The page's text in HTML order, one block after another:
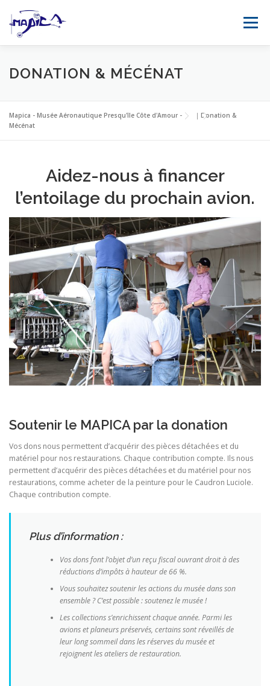
Menu
ACCUEIL MUSÉE ÉVÈNEMENTS
COLLECTION SIMULATEUR DE VOL MÉDIAS
DONATION & MÉCÉNAT
Mapica - Musée Aéronautique Presqu'île Côte d'Amour - | Donation &
Mécénat
Aidez-nous à financer
l’entoilage du prochain avion.
Soutenir le MAPICA par la donation
Vos dons nous permettent d’acquérir des pièces détachées et du
matériel pour nos restaurations. Chaque contribution compte. Ils nous
permettent d’acquérir des pièces détachées et du matériel pour nos
restaurations, comme acheter de la peinture pour le Caudron Luciole.
Chaque contribution compte.
Plus d’information :
Vos dons font l’objet d’un reçu fiscal ouvrant droit à des
réductions d’impôts à hauteur de 66 %.
Vous souhaitez soutenir les actions du musée dans son
ensemble ? C’est possible : soutenez le musée !
Les collections s’enrichissent chaque année. Parmi les
avions et planeurs préservés, certains sont réveillés de
leur long sommeil dans les réserves du musée et
rejoignent les ateliers de restauration.